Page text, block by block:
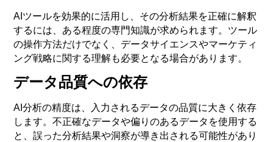
AIツールを効果的に活用し、その分析結果を正確に解釈
するには、ある程度の専門知識が求められます。ツール
の操作方法だけでなく、データサイエンスやマーケティ
ング戦略に関する理解も必要となる場合があります。
データ品質への依存
AI分析の精度は、入力されるデータの品質に大きく依存
します。不正確なデータや偏りのあるデータを使用する
と、誤った分析結果や洞察が導き出される可能性があり